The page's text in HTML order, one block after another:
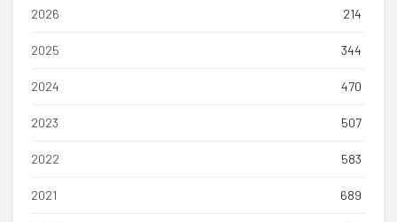
2026 214
2025 344
2024 470
2023 507
2022 583
2021 689